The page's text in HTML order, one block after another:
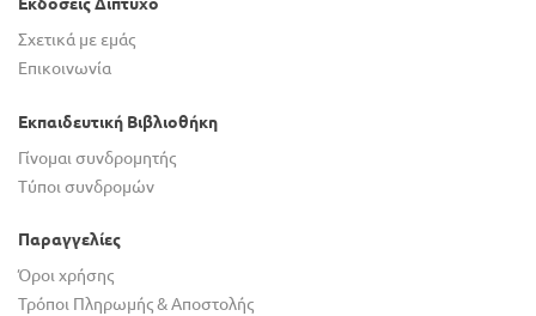
Εκδόσεις Δίπτυχο
Σχετικά με εμάς
Επικοινωνία
Εκπαιδευτική Βιβλιοθήκη
Γίνομαι συνδρομητής
Τύποι συνδρομών
Παραγγελίες
Όροι χρήσης
Τρόποι Πληρωμής & Αποστολής